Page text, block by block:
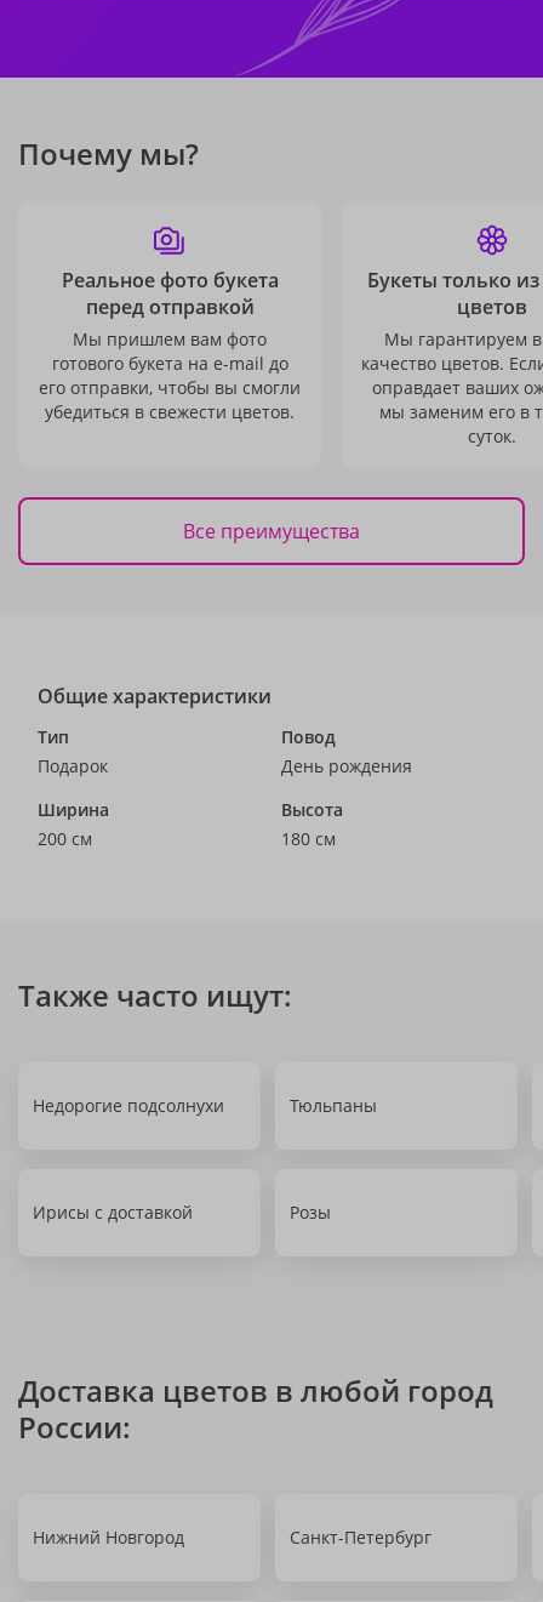
Почему мы?
Реальное фото букета
перед отправкой
Мы пришлем вам фото
готового букета на e-mail до
его отправки, чтобы вы смогли
убедиться в свежести цветов.
Букеты только
цветов
Мы гарантируем
качество цветов.
оправдает ваших
мы заменим его в
суток.
Все преимущества
Общие характеристики
Тип
Подарок
Повод
День рождения
Ширина
200 см
Высота
180 см
Также часто ищут:
Недорогие подсолнухи Тюльпаны
Ирисы с доставкой Розы
Доставка цветов в любой город
России:
Нижний Новгород Санкт-Петербург